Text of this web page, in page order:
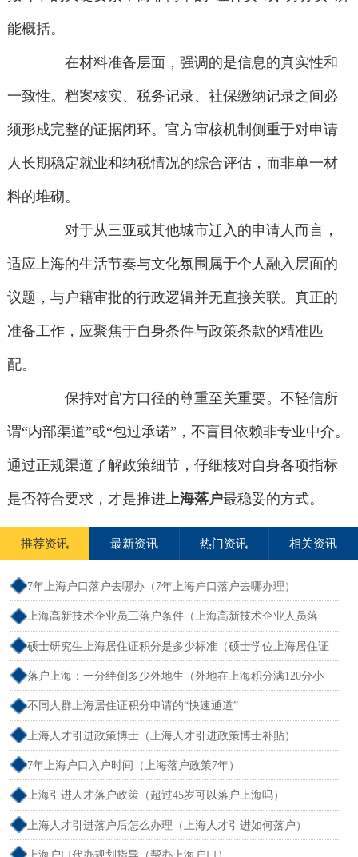
能概括。
在材料准备层面，强调的是信息的真实性和
一致性。档案核实、税务记录、社保缴纳记录之间必
须形成完整的证据闭环。官方审核机制侧重于对申请
人长期稳定就业和纳税情况的综合评估，而非单一材
料的堆砌。
对于从三亚或其他城市迁入的申请人而言，
适应上海的生活节奏与文化氛围属于个人融入层面的
议题，与户籍审批的行政逻辑并无直接关联。真正的
准备工作，应聚焦于自身条件与政策条款的精准匹
配。
保持对官方口径的尊重至关重要。不轻信所
谓“内部渠道”或“包过承诺”，不盲目依赖非专业中介。
通过正规渠道了解政策细节，仔细核对自身各项指标
是否符合要求，才是推进上海落户最稳妥的方式。
推荐资讯 最新资讯 热门资讯 相关资讯
7年上海户口落户去哪办（7年上海户口落户去哪办理）
上海高新技术企业员工落户条件（上海高新技术企业人员落
户）
硕士研究生上海居住证积分是多少标准（硕士学位上海居住证
积分）
落户上海：一分绊倒多少外地生（外地在上海积分满120分小
孩可以考上海大学吗）
不同人群上海居住证积分申请的“快速通道”
上海人才引进政策博士（上海人才引进政策博士补贴）
7年上海户口入户时间（上海落户政策7年）
上海引进人才落户政策（超过45岁可以落户上海吗）
上海人才引进落户后怎么办理（上海人才引进如何落户）